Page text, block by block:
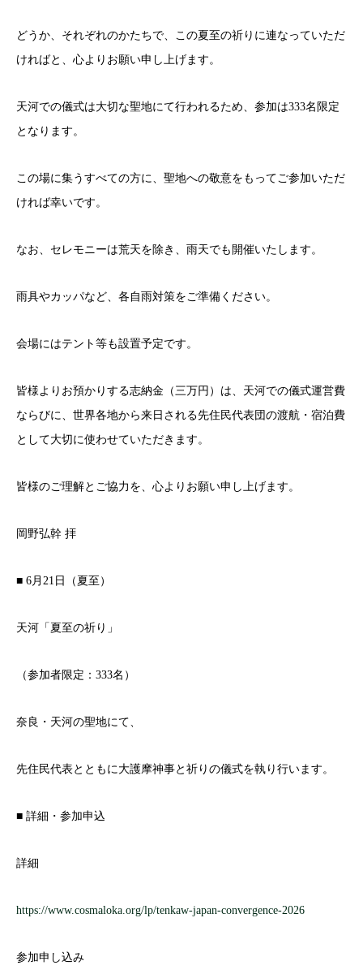
どうか、それぞれのかたちで、この夏至の祈りに連なっていただ
ければと、心よりお願い申し上げます。
天河での儀式は大切な聖地にて行われるため、参加は333名限定
となります。
この場に集うすべての方に、聖地への敬意をもってご参加いただ
ければ幸いです。
なお、セレモニーは荒天を除き、雨天でも開催いたします。
雨具やカッパなど、各自雨対策をご準備ください。
会場にはテント等も設置予定です。
皆様よりお預かりする志納金（三万円）は、天河での儀式運営費
ならびに、世界各地から来日される先住民代表団の渡航・宿泊費
として大切に使わせていただきます。
皆様のご理解とご協力を、心よりお願い申し上げます。
岡野弘幹 拝
■ 6月21日（夏至）
天河「夏至の祈り」
（参加者限定：333名）
奈良・天河の聖地にて、
先住民代表とともに大護摩神事と祈りの儀式を執り行います。
■ 詳細・参加申込
詳細
https://www.cosmaloka.org/lp/tenkaw-japan-convergence-2026
参加申し込み